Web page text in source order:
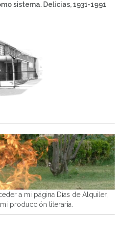
sistema. Delicias, 1931-1991
a mi página Días de Alquiler,
producción literaria.